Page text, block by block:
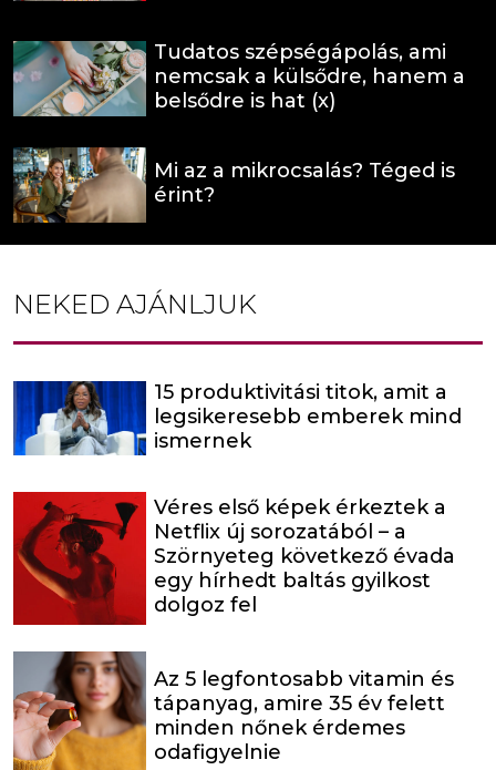
Tudatos szépségápolás, ami
nemcsak a külsődre, hanem a
belsődre is hat (x)
Mi az a mikrocsalás? Téged is
érint?
NEKED AJÁNLJUK
15 produktivitási titok, amit a
legsikeresebb emberek mind
ismernek
Véres első képek érkeztek a
Netflix új sorozatából – a
Szörnyeteg következő évada
egy hírhedt baltás gyilkost
dolgoz fel
Az 5 legfontosabb vitamin és
tápanyag, amire 35 év felett
minden nőnek érdemes
odafigyelnie